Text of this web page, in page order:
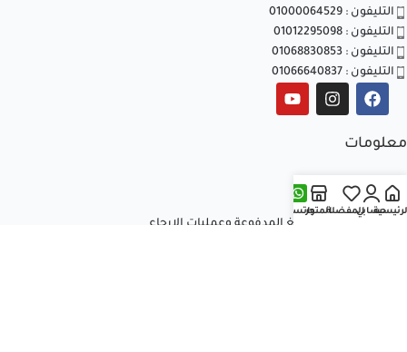
التليفون : 01000064529
التليفون : 01012295098
التليفون : 01068830853
التليفون : 01066640837
معلومات
الشروط والأحكام
سياسة الخصوصية
سياسة استرداد المبالغ المدفوعة وعمليات الإرجاع
حسابيالمفضلةالمتجرواتساب